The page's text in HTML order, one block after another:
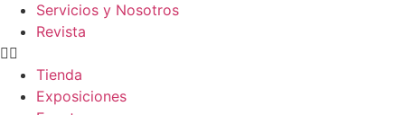
Servicios y Nosotros
Revista
Tienda
Exposiciones